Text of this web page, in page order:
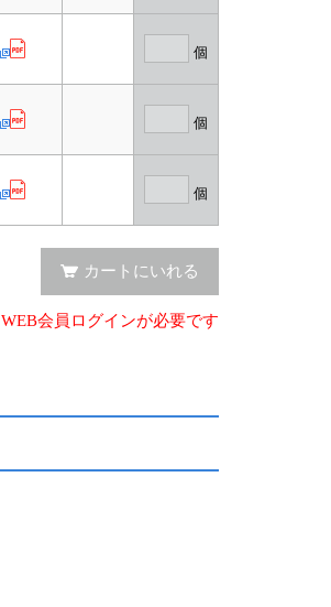
個
個
個
カートにいれる
WEB会員ログインが必要です